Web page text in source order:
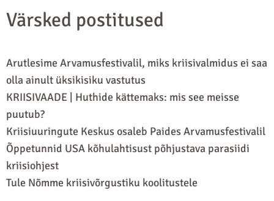
Värsked postitused
Arutlesime Arvamusfestivalil, miks kriisivalmidus ei saa
olla ainult üksikisiku vastutus
KRIISIVAADE | Huthide kättemaks: mis see meisse
puutub?
Kriisiuuringute Keskus osaleb Paides Arvamusfestivalil
Õppetunnid USA kõhulahtisust põhjustava parasiidi
kriisiohjest
Tule Nõmme kriisivõrgustiku koolitustele